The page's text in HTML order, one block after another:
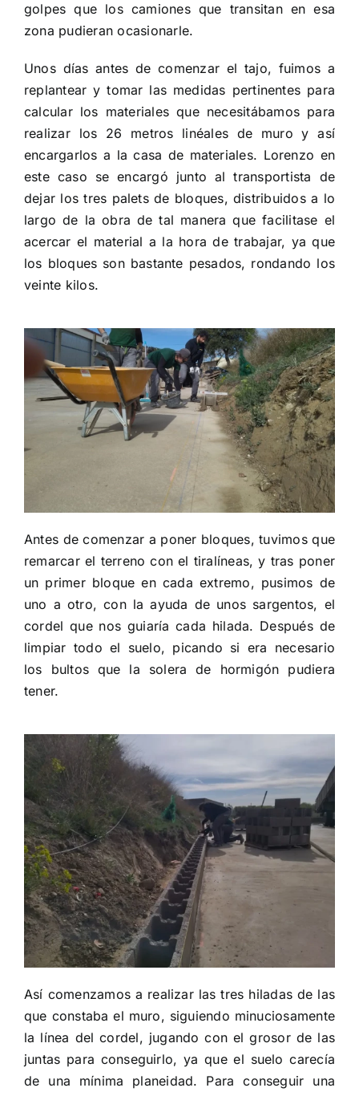
golpes que los camiones que transitan en esa
zona pudieran ocasionarle.
Unos días antes de comenzar el tajo, fuimos a
replantear y tomar las medidas pertinentes para
calcular los materiales que necesitábamos para
realizar los 26 metros linéales de muro y así
encargarlos a la casa de materiales. Lorenzo en
este caso se encargó junto al transportista de
dejar los tres palets de bloques, distribuidos a lo
largo de la obra de tal manera que facilitase el
acercar el material a la hora de trabajar, ya que
los bloques son bastante pesados, rondando los
veinte kilos.
Antes de comenzar a poner bloques, tuvimos que
remarcar el terreno con el tiralíneas, y tras poner
un primer bloque en cada extremo, pusimos de
uno a otro, con la ayuda de unos sargentos, el
cordel que nos guiaría cada hilada. Después de
limpiar todo el suelo, picando si era necesario
los bultos que la solera de hormigón pudiera
tener.
Así comenzamos a realizar las tres hiladas de las
que constaba el muro, siguiendo minuciosamente
la línea del cordel, jugando con el grosor de las
juntas para conseguirlo, ya que el suelo carecía
de una mínima planeidad. Para conseguir una